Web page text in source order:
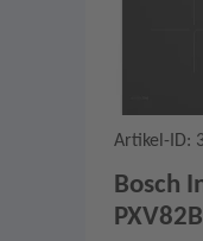
Artikel-ID:
Bosch